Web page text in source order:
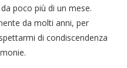
poco più di un mese.
da molti anni, per
di condiscendenza